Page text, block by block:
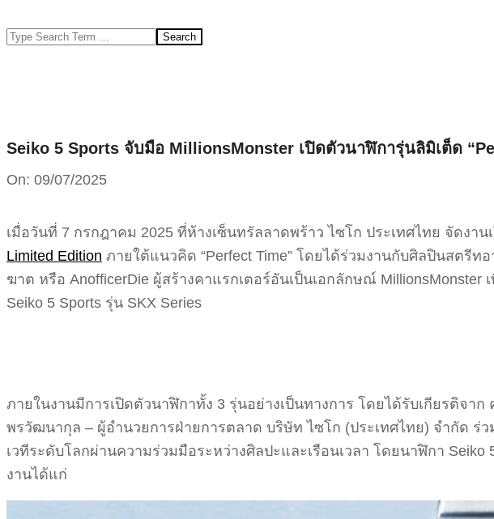
Search
Seiko 5 Sports จับมือ MillionsMonster เปิดตัวนาฬิการุ่นลิมิเต็ด
On: 09/07/2025
เมื่อวันที่ 7 กรกฎาคม 2025 ที่ห้างเซ็นทรัลลาดพร้าว ไซโก ประเทศไทย จัดงา
Limited Edition ภายใต้แนวคิด “Perfect Time” โดยได้ร่วมงานกับศิลปินสตรี
ฆาต หรือ AnofficerDie ผู้สร้างคาแรกเตอร์อันเป็นเอกลักษณ์ MillionsMonster
Seiko 5 Sports รุ่น SKX Series
ภายในงานมีการเปิดตัวนาฬิกาทั้ง 3 รุ่นอย่างเป็นทางการ โดยได้รับเกียรติจ
พรวัฒนากุล – ผู้อำนวยการฝ่ายการตลาด บริษัท ไซโก (ประเทศไทย) จำกัด
เวทีระดับโลกผ่านความร่วมมือระหว่างศิลปะและเรือนเวลา โดยนาฬิกา
งานได้แก่